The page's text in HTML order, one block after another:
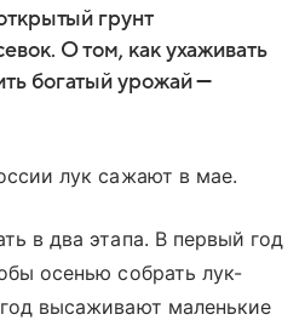
грунт
О том, как ухаживать
богатый урожай —
лук сажают в мае.
в два этапа. В первый год
осенью собрать лук-
высаживают маленькие